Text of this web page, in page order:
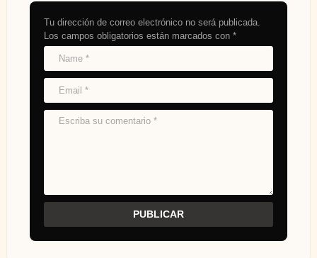
Tu dirección de correo electrónico no será publicada.
Los campos obligatorios están marcados con *